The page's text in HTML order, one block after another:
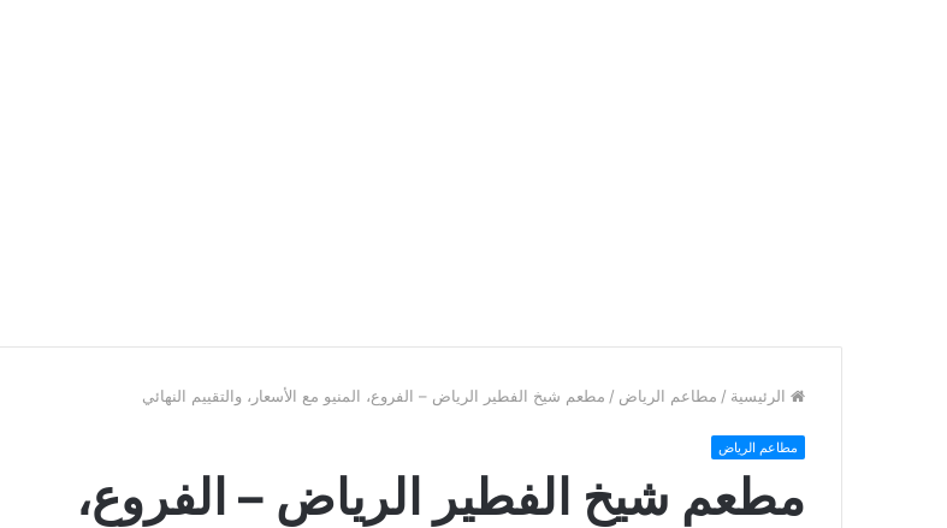
الرئيسية / مطاعم الرياض / مطعم شيخ الفطير الرياض – الفروع، المنيو مع الأسعار، والتقييم النهائي
مطاعم الرياض
مطعم شيخ الفطير الرياض – الفروع،